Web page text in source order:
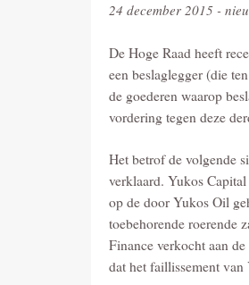
24 december 2015 -
De Hoge Raad heeft
een beslaglegger (die
de goederen waarop
vordering tegen deze
Het betrof de volgende
verklaard. Yukos
op de door Yukos Oil
toebehorende roerende
Finance verkocht aan
dat het faillissement